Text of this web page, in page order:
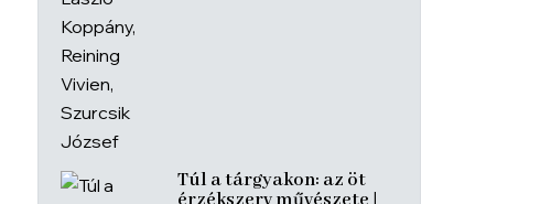
Túl a tárgyakon: az öt